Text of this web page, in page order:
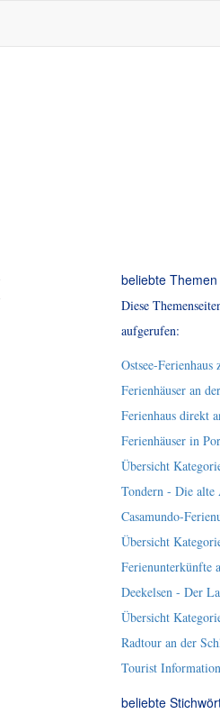
beliebte Themen
Diese
aufgerufen:
Ostsee-Ferienhaus
Ferienhäuser an
Ferienhaus direkt
Ferienhäuser in
Übersicht
Tondern - Die alte
Casamundo-
Übersicht
Ferienunterkünfte
Deekelsen - Der
Übersicht
Radtour an der
Tourist
beliebte